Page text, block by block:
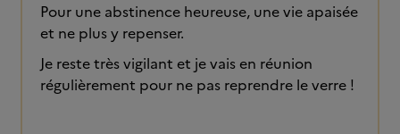
Pour une abstinence heureuse, une vie apaisée
et ne plus y repenser.
Je reste très vigilant et je vais en réunion
régulièrement pour ne pas reprendre le verre !